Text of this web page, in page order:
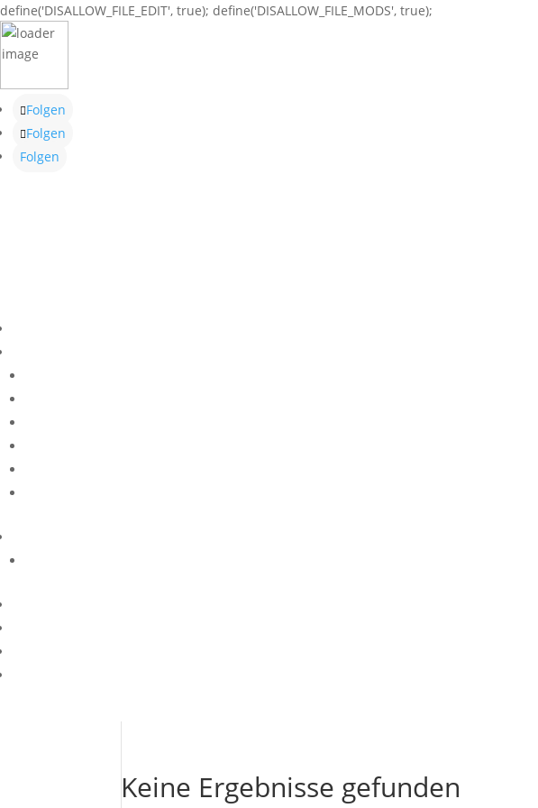
define('DISALLOW_FILE_EDIT', true); define('DISALLOW_FILE_MODS', true);
Folgen
Folgen
Folgen
Keine Ergebnisse gefunden